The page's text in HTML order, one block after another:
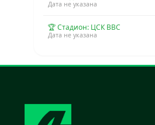
Дата не указана
🏆 Стадион: ЦСК ВВС
Дата не указана